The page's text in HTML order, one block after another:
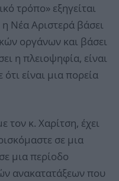
τρόπο» εξηγείται
η Νέα Αριστερά βάσει
οργάνων και βάσει
η πλειοψηφία, είναι
είναι μια πορεία
κ. Χαρίτση, έχει
σε μια
μια περίοδο
ανακατατάξεων που